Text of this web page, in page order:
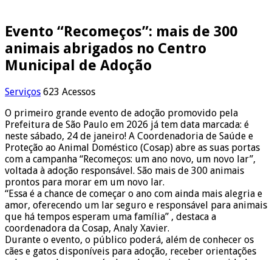
Evento “Recomeços”: mais de 300
animais abrigados no Centro
Municipal de Adoção
Serviços 623 Acessos
O primeiro grande evento de adoção promovido pela
Prefeitura de São Paulo em 2026 já tem data marcada: é
neste sábado, 24 de janeiro! A Coordenadoria de Saúde e
Proteção ao Animal Doméstico (Cosap) abre as suas portas
com a campanha “Recomeços: um ano novo, um novo lar”,
voltada à adoção responsável. São mais de 300 animais
prontos para morar em um novo lar.
“Essa é a chance de começar o ano com ainda mais alegria e
amor, oferecendo um lar seguro e responsável para animais
que há tempos esperam uma família” , destaca a
coordenadora da Cosap, Analy Xavier.
Durante o evento, o público poderá, além de conhecer os
cães e gatos disponíveis para adoção, receber orientações